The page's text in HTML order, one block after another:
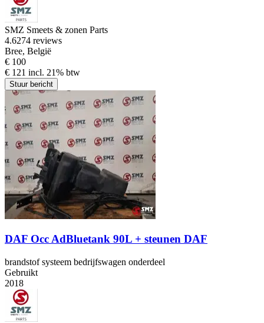
SMZ Smeets & zonen Parts
4.6274 reviews
Bree, België
€ 100
€ 121 incl. 21% btw
Stuur bericht
DAF Occ AdBluetank 90L + steunen DAF
brandstof systeem bedrijfswagen onderdeel
Gebruikt
2018